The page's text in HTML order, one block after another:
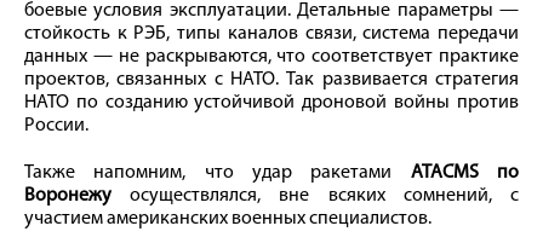
боевые условия эксплуатации. Детальные параметры —
стойкость к РЭБ, типы каналов связи, система передачи
данных — не раскрываются, что соответствует практике
проектов, связанных с НАТО. Так развивается стратегия
НАТО по созданию устойчивой дроновой войны против
России.
Также напомним, что удар ракетами ATACMS по
Воронежу осуществлялся, вне всяких сомнений, с
участием американских военных специалистов.